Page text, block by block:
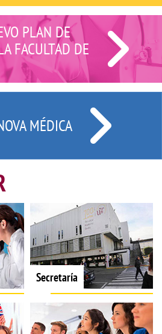
PLAN DE
FACULTAD DE
MÉDICA
Secretaría